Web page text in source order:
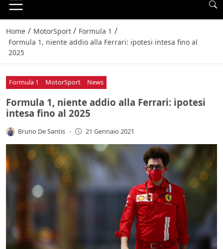
Home / MotorSport / Formula 1 /
Formula 1, niente addio alla Ferrari: ipotesi intesa fino al
2025
Formula 1 MotorSport News
Formula 1, niente addio alla Ferrari: ipotesi
intesa fino al 2025
Bruno De Santis - 21 Gennaio 2021